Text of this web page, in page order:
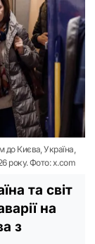
Києва, Україна,
року. Фото: x.com
та світ
на
з